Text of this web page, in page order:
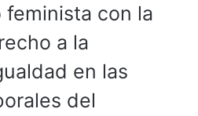
feminista con la
a la
en las
del